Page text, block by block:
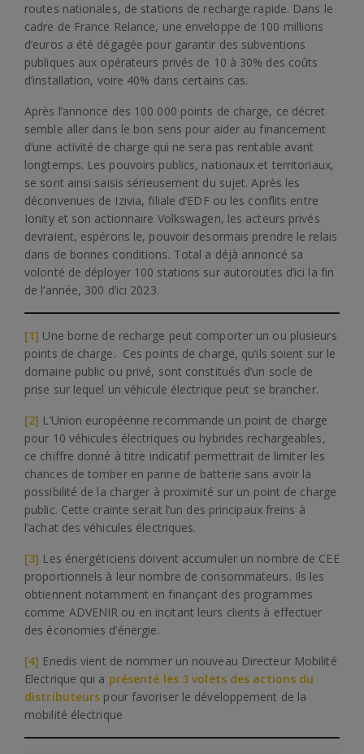
routes nationales, de stations de recharge rapide. Dans le
cadre de France Relance, une enveloppe de 100 millions
d’euros a été dégagée pour garantir des subventions
publiques aux opérateurs privés de 10 à 30% des coûts
d’installation, voire 40% dans certains cas.
Après l’annonce des 100 000 points de charge, ce décret
semble aller dans le bon sens pour aider au financement
d’une activité de charge qui ne sera pas rentable avant
longtemps. Les pouvoirs publics, nationaux et territoriaux,
se sont ainsi saisis sérieusement du sujet. Après les
déconvenues de Izivia, filiale d’EDF ou les conflits entre
Ionity et son actionnaire Volkswagen, les acteurs privés
devraient, espérons le, pouvoir desormais prendre le relais
dans de bonnes conditions. Total a déjà annoncé sa
volonté de déployer 100 stations sur autoroutes d’ici la fin
de l’année, 300 d’ici 2023.
[1] Une borne de recharge peut comporter un ou plusieurs
points de charge. Ces points de charge, qu’ils soient sur le
domaine public ou privé, sont constitués d’un socle de
prise sur lequel un véhicule électrique peut se brancher.
[2] L’Union européenne recommande un point de charge
pour 10 véhicules électriques ou hybrides rechargeables,
ce chiffre donné à titre indicatif permettrait de limiter les
chances de tomber en panne de batterie sans avoir la
possibilité de la charger à proximité sur un point de charge
public. Cette crainte serait l’un des principaux freins à
l’achat des véhicules électriques.
[3] Les énergéticiens doivent accumuler un nombre de CEE
proportionnels à leur nombre de consommateurs. Ils les
obtiennent notamment en finançant des programmes
comme ADVENIR ou en incitant leurs clients à effectuer
des économies d’énergie.
[4] Enedis vient de nommer un nouveau Directeur Mobilité
Electrique qui a présenté les 3 volets des actions du
distributeurs pour favoriser le développement de la
mobilité électrique